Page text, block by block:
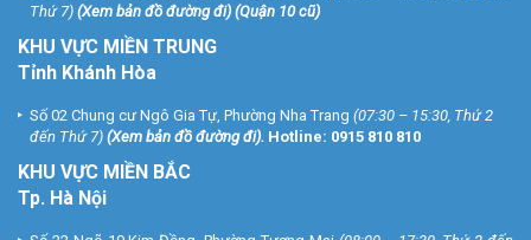
Thứ 7) (Xem bản đồ đường đi) (Quận 10 cũ)
KHU VỰC MIỀN TRUNG
Tỉnh Khánh Hòa
Số 02 Chung cư Ngô Gia Tự, Phường Nha Trang (07:30 – 15:30, Thứ 2
đến Thứ 7) (Xem bản đồ đường đi). Hotline: 0915 810 810
KHU VỰC MIỀN BẮC
Tp. Hà Nội